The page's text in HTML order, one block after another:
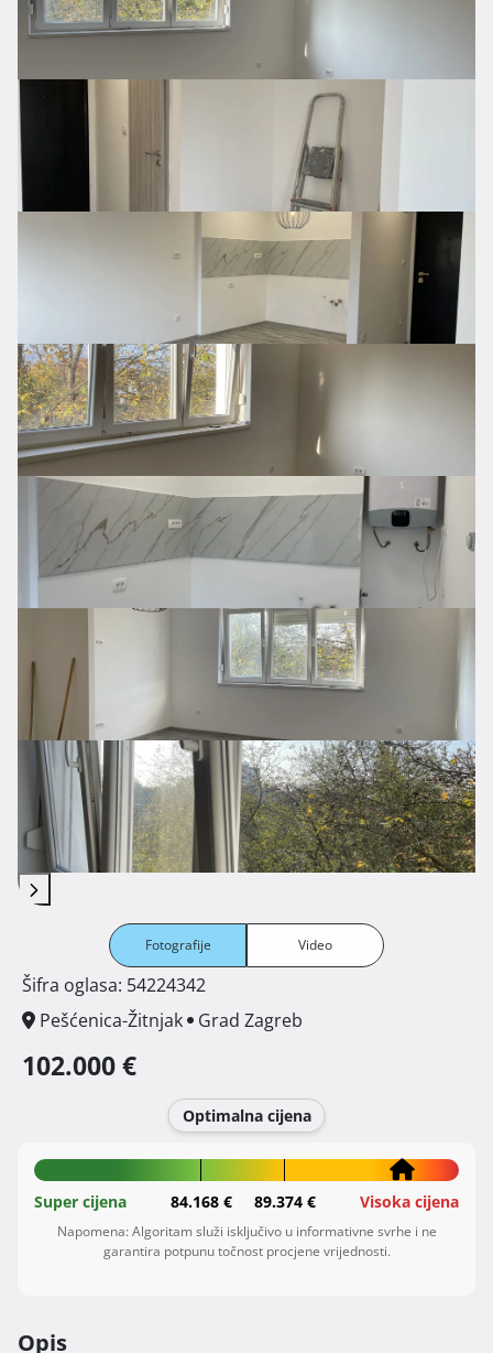
Fotografije Video
Šifra oglasa: 54224342
Pešćenica-Žitnjak
Grad Zagreb
102.000 €
Optimalna cijena
Super cijena 84.168 € 89.374 € Visoka cijena
Napomena: Algoritam služi isključivo u informativne svrhe i ne
garantira potpunu točnost procjene vrijednosti.
Opis